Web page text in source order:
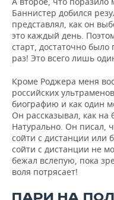
Баннистер добился
представлял, как он
это каждый день.
старт, достаточно было
раз! Это всего лишь
Кроме Роджера меня
российских
биографию и как один
Он рассказывал, как на
Натурально. Он писал,
сойти с дистанции или
сойти с дистанции не
бежал вслепую, пока
воля потрясает!